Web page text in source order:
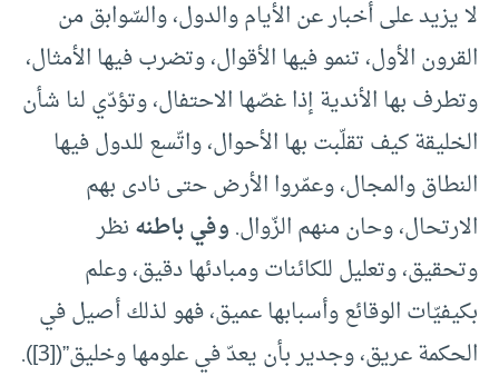
لا يزيد على أخبار عن الأيام والدول، والسّوابق من
القرون الأول، تنمو فيها الأقوال، وتضرب فيها الأمثال،
وتطرف بها الأندية إذا غصّها الاحتفال، وتؤدّي لنا شأن
الخليقة كيف تقلّبت بها الأحوال، واتّسع للدول فيها
النطاق والمجال، وعمّروا الأرض حتى نادى بهم
الارتحال، وحان منهم الزّوال.وفي باطنهنظر
وتحقيق، وتعليل للكائنات ومبادئها دقيق، وعلم
بكيفيّات الوقائع وأسبابها عميق، فهو لذلك أصيل في
الحكمة عريق، وجدير بأن يعدّ في علومها وخليق”([3]
).